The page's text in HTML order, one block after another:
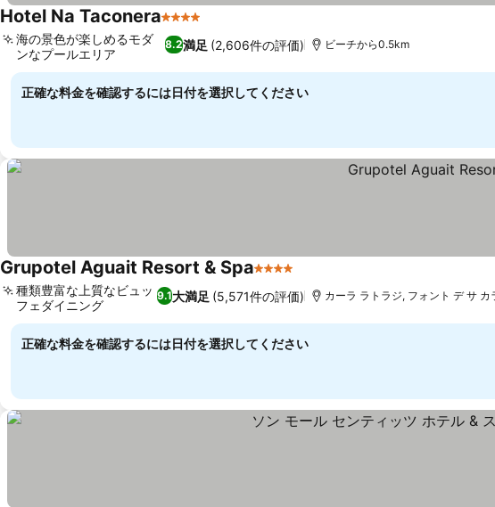
Hotel Na Taconera4 ホテルのランク
8.2満足 (2,606件の評価)
海の景色が楽しめるモダ
ンなプールエリア
ビーチから0.5km
正確な料金を確認するには日付を選択してください
Grupotel Aguait Resort & Spa4 ホテルのランク
9.1大満足 (5,571件の評価)
種類豊富な上質なビュッ
フェダイニング
カーラ ラトラジ, フォント デ サ カ
正確な料金を確認するには日付を選択してください